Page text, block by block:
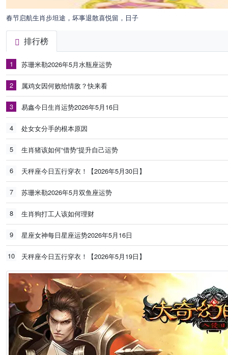
春节启航生肖步坦途，坏事退散喜悦留，日子
排行榜
1 苏珊米勒2026年5月水瓶座运势
2 属鸡女因何败给情敌？快来看
3 易鑫今日生肖运势2026年5月16日
4 处女女分手的根本原因
5 生肖猪该如何“借势”提升自己运势
6 天秤座今日五行穿衣！【2026年5月30日】
7 苏珊米勒2026年5月双鱼座运势
8 生肖狗打工人该如何理财
9 星座女神每日星座运势2026年5月16日
10 天秤座今日五行穿衣！【2026年5月19日】